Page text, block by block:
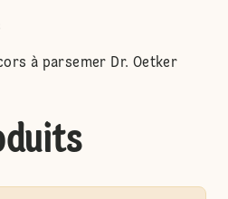
à parsemer Dr. Oetker